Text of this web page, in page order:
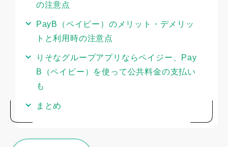
の注意点
PayB（ペイビー）のメリット・デメリッ
トと利用時の注意点
りそなグループアプリならペイジー、Pay
B（ペイビー）を使って公共料金の支払い
も
まとめ